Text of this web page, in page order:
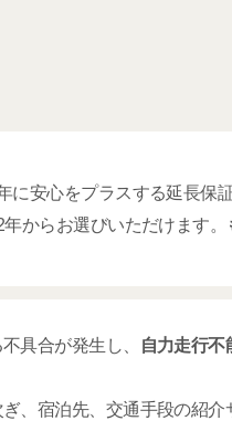
に安心をプラスする延長保証
からお選びいただけます。
具合が発生し、
自力走行不
、宿泊先、交通手段の紹介